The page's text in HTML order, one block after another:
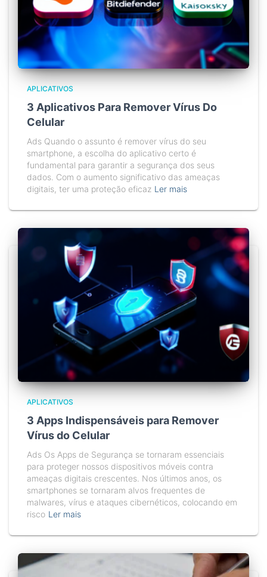
APLICATIVOS
3 Aplicativos Para Remover Vírus Do
Celular
Ads Quando o assunto é remover vírus do seu
smartphone, a escolha do aplicativo certo é
fundamental para garantir a segurança dos seus
dados. Com o aumento significativo das ameaças
digitais, ter uma proteção eficaz Ler mais
APLICATIVOS
3 Apps Indispensáveis para Remover
Vírus do Celular
Ads Os Apps de Segurança se tornaram essenciais
para proteger nossos dispositivos móveis contra
ameaças digitais crescentes. Nos últimos anos, os
smartphones se tornaram alvos frequentes de
malwares, vírus e ataques cibernéticos, colocando em
risco Ler mais